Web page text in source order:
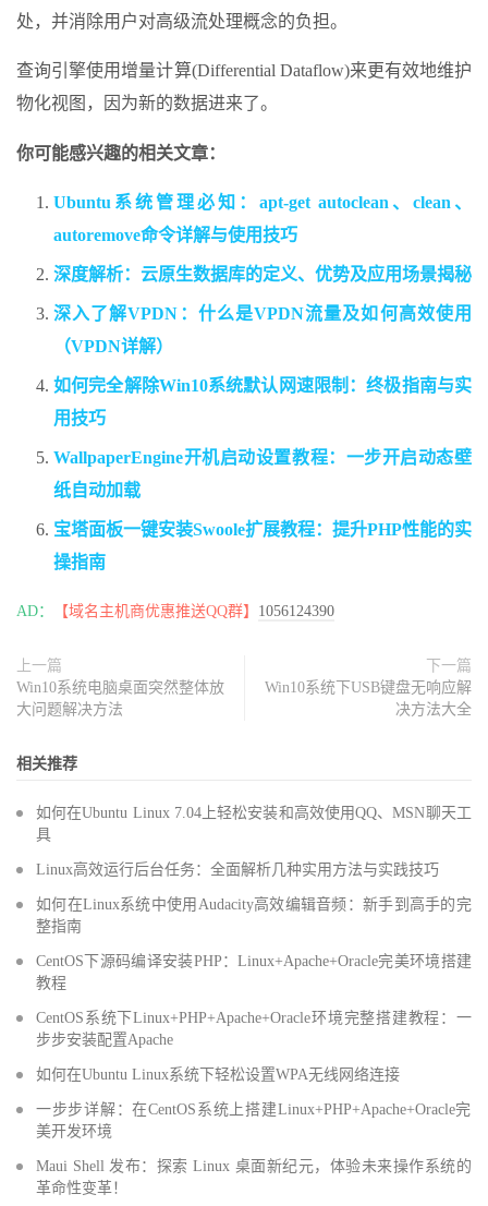
处，并消除用户对高级流处理概念的负担。
查询引擎使用增量计算(Differential Dataflow)来更有效地维护
物化视图，因为新的数据进来了。
你可能感兴趣的相关文章：
Ubuntu系统管理必知：apt-get autoclean、clean、
autoremove命令详解与使用技巧
深度解析：云原生数据库的定义、优势及应用场景揭秘
深入了解VPDN：什么是VPDN流量及如何高效使用
（VPDN详解）
如何完全解除Win10系统默认网速限制：终极指南与实
用技巧
WallpaperEngine开机启动设置教程：一步开启动态壁
纸自动加载
宝塔面板一键安装Swoole扩展教程：提升PHP性能的实
操指南
AD： 【域名主机商优惠推送QQ群】 1056124390
上一篇
Win10系统电脑桌面突然整体放
大问题解决方法
下一篇
Win10系统下USB键盘无响应解
决方法大全
相关推荐
如何在Ubuntu Linux 7.04上轻松安装和高效使用QQ、MSN聊天工
具
Linux高效运行后台任务：全面解析几种实用方法与实践技巧
如何在Linux系统中使用Audacity高效编辑音频：新手到高手的完
整指南
CentOS下源码编译安装PHP：Linux+Apache+Oracle完美环境搭建
教程
CentOS系统下Linux+PHP+Apache+Oracle环境完整搭建教程：一
步步安装配置Apache
如何在Ubuntu Linux系统下轻松设置WPA无线网络连接
一步步详解：在CentOS系统上搭建Linux+PHP+Apache+Oracle完
美开发环境
Maui Shell 发布：探索 Linux 桌面新纪元，体验未来操作系统的
革命性变革！